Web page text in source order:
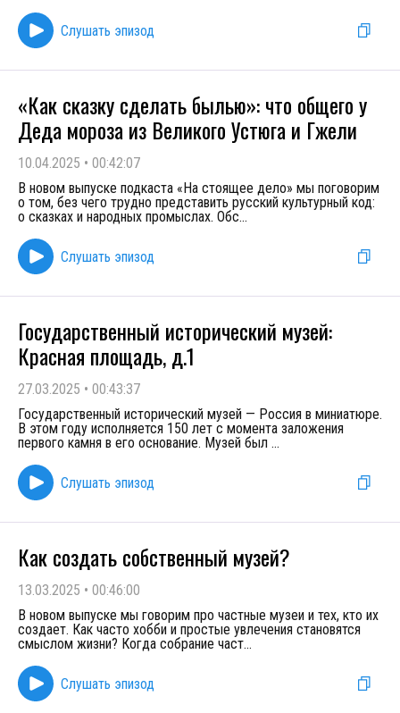
Слушать эпизод
«Как сказку сделать былью»: что общего у
Деда мороза из Великого Устюга и Гжели
10.04.2025 • 00:42:07
В новом выпуске подкаста «На стоящее дело» мы поговорим
о том, без чего трудно представить русский культурный код:
о сказках и народных промыслах. Обс...
Слушать эпизод
Государственный исторический музей:
Красная площадь, д.1
27.03.2025 • 00:43:37
Государственный исторический музей — Россия в миниатюре.
В этом году исполняется 150 лет с момента заложения
первого камня в его основание. Музей был ...
Слушать эпизод
Как создать собственный музей?
13.03.2025 • 00:46:00
В новом выпуске мы говорим про частные музеи и тех, кто их
создает. Как часто хобби и простые увлечения становятся
смыслом жизни? Когда собрание част...
Слушать эпизод